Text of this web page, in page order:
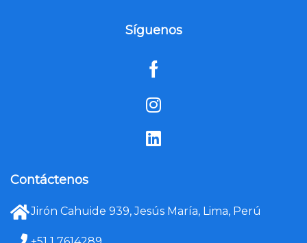
Síguenos
Contáctenos
Jirón Cahuide 939, Jesús María, Lima, Perú